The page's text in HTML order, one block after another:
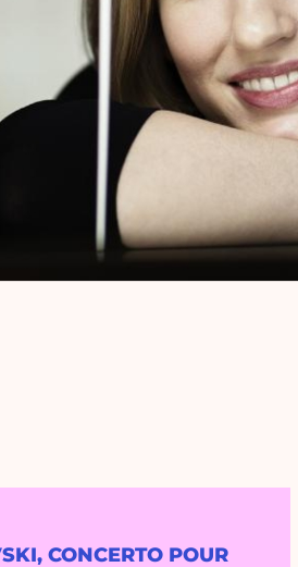
CONCERTO POUR